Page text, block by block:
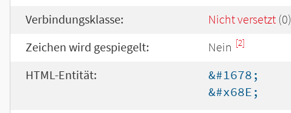
Verbindungsklasse: Nicht versetzt (0)
Zeichen wird gespiegelt: Nein [2]
HTML-Entität:
&#1678;
&#x68E;